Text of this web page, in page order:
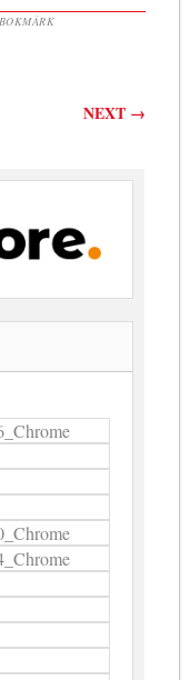
BOKMÄRK
NEXT →